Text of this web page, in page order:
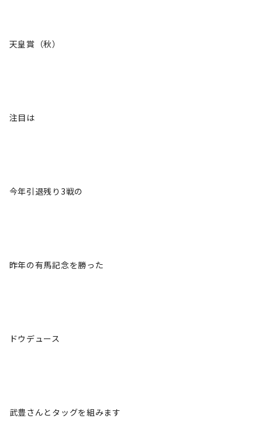
天皇賞（秋）
注目は
今年引退残り3戦の
昨年の有馬記念を勝った
ドウデュース
武豊さんとタッグを組みます